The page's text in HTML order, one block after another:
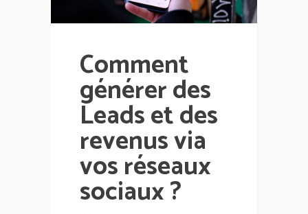
Comment
générer des
Leads et des
revenus via
vos réseaux
sociaux ?